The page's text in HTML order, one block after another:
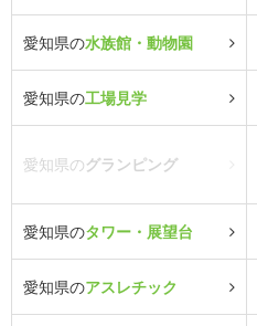
愛知県の水族館・動物園
愛知県の工場見学
愛知県のグランピング
愛知県のタワー・展望台
愛知県のアスレチック